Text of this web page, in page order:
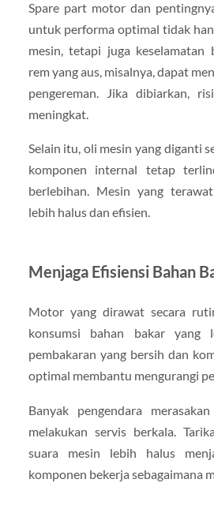
Spare part motor dan
untuk performa optimal tidak
mesin, tetapi juga keselamatan
rem yang aus, misalnya, dapat
pengereman. Jika dibiarkan,
meningkat.
Selain itu, oli mesin yang diganti
komponen internal tetap
berlebihan. Mesin yang
lebih halus dan efisien.
Menjaga Efisiensi Bahan
Motor yang dirawat secara
konsumsi bahan bakar yang
pembakaran yang bersih dan
optimal membantu mengurangi
Banyak pengendara
melakukan servis berkala.
suara mesin lebih halus
komponen bekerja sebagaimana